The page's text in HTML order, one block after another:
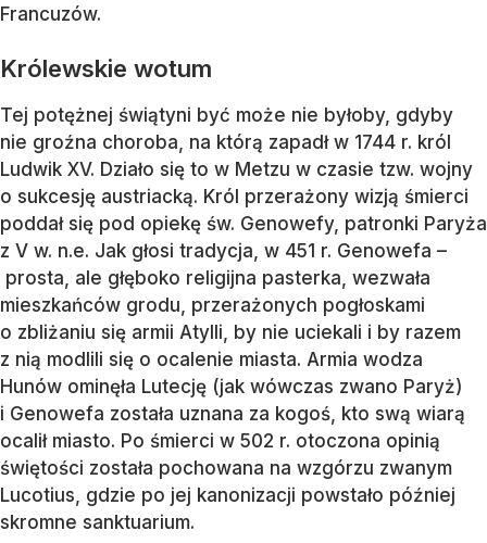
Francuzów.
Królewskie wotum
Tej potężnej świątyni być może nie byłoby, gdyby
nie groźna choroba, na którą zapadł w 1744 r. król
Ludwik XV. Działo się to w Metzu w czasie tzw. wojny
o sukcesję austriacką. Król przerażony wizją śmierci
poddał się pod opiekę św. Genowefy, patronki Paryża
z V w. n.e. Jak głosi tradycja, w 451 r. Genowefa –
prosta, ale głęboko religijna pasterka, wezwała
mieszkańców grodu, przerażonych pogłoskami
o zbliżaniu się armii Atylli, by nie uciekali i by razem
z nią modlili się o ocalenie miasta. Armia wodza
Hunów ominęła Lutecję (jak wówczas zwano Paryż)
i Genowefa została uznana za kogoś, kto swą wiarą
ocalił miasto. Po śmierci w 502 r. otoczona opinią
świętości została pochowana na wzgórzu zwanym
Lucotius, gdzie po jej kanonizacji powstało później
skromne sanktuarium.